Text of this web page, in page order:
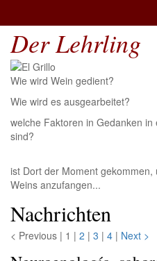
Der Lehrling
Wie wird Wein gedient?
Wie wird es ausgearbeitet?
welche Faktoren in Gedanken
sind?
ist Dort der Moment
Weins anzufangen...
Nachrichten
< Previous | 1 | 2 | 3 | 4 | Next >